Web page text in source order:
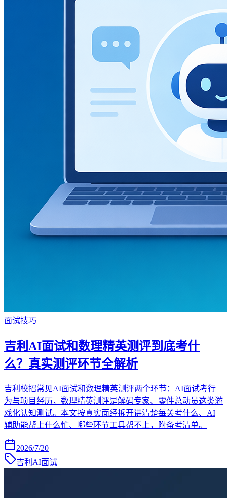
面试技巧
吉利AI面试和数理精英测评到底考什
么？真实测评环节全解析
吉利校招常见AI面试和数理精英测评两个环节：AI面试考行
为与项目经历，数理精英测评是解码专家、零件总动员这类游
戏化认知测试。本文按真实面经拆开讲清楚每关考什么、AI
辅助能帮上什么忙、哪些环节工具帮不上，附备考清单。
2026/7/20
吉利AI面试